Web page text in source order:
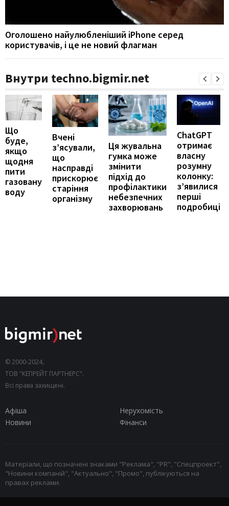
Оголошено найулюбленіший iPhone серед
користувачів, і це не новий флагман
Внутри techno.bigmir.net
Що
буде,
якщо
щодня
пити
газовану
воду
Вчені
з’ясували,
що
насправді
прискорює
старіння
організму
Ця жувальна
гумка може
змінити
підхід до
профілактики
небезпечних
захворювань
ChatGPT
отримає
власну
розумну
колонку:
з’явилися
перші
подробиці
© 2000-2024,
ТОВ "КЕПРЕЙТ ПАРТНЕРС".
Всі права захищені.
Афіша
Нерухомість
Новини
Фінанси
Матеріали, що позначені знаками "Реклама", "PR", "Спецпроект",
"Новини компаній", "Актуально", "Промо", публікуються на
правах реклами.